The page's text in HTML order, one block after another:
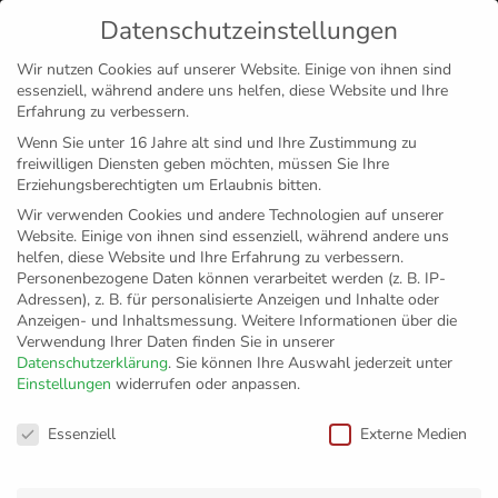
MENÜ
Disclaimer Impressum Datenschutz
Christan Seifert
Datenschutzeinstellungen
Wir nutzen Cookies auf unserer Website. Einige von ihnen sind
essenziell, während andere uns helfen, diese Website und Ihre
Erfahrung zu verbessern.
Wenn Sie unter 16 Jahre alt sind und Ihre Zustimmung zu
freiwilligen Diensten geben möchten, müssen Sie Ihre
Erziehungsberechtigten um Erlaubnis bitten.
Wir verwenden Cookies und andere Technologien auf unserer
Website. Einige von ihnen sind essenziell, während andere uns
helfen, diese Website und Ihre Erfahrung zu verbessern.
Personenbezogene Daten können verarbeitet werden (z. B. IP-
Adressen), z. B. für personalisierte Anzeigen und Inhalte oder
Anzeigen- und Inhaltsmessung. Weitere Informationen über die
Verwendung Ihrer Daten finden Sie in unserer
Datenschutzerklärung. Sie können Ihre Auswahl jederzeit unter
Einstellungen widerrufen oder anpassen.
Datenschutzeinstellungen
Essenziell Externe Medien